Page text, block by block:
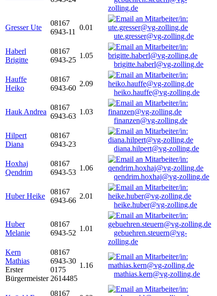
zolling.de
Gresser Ute
08167
6943-11
0.01
ute.gresser@vg-zolling.de
Haberl
Brigitte
08167
6943-25
1.05
brigitte.haberl@vg-zolling.de
Hauffe
Heiko
08167
6943-60
2.09
heiko.hauffe@vg-zolling.de
Hauk Andrea
08167
6943-63
1.03
finanzen@vg-zolling.de
Hilpert
Diana
08167
6943-23
diana.hilpert@vg-zolling.de
Hoxhaj
Qendrim
08167
6943-53
1.06
qendrim.hoxhaj@vg-zolling.de
Huber Heike
08167
6943-66
2.01
heike.huber@vg-zolling.de
Huber
Melanie
08167
6943-52
1.01
gebuehren.steuern@vg-
zolling.de
Kern
Mathias
Erster
Bürgermeister
08167
6943-30
0175
2614485
1.16
mathias.kern@vg-zolling.de
08167